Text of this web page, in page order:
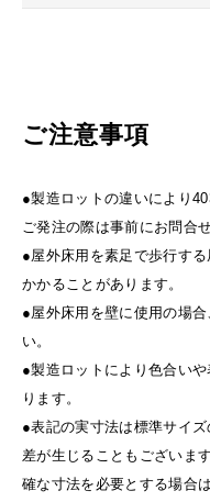
ご注意事項
●製造ロットの違いにより
ご発注の際は事前にお問合
●屋外床用を素足で歩行す
かかることがあります。
●屋外床用を壁に使用の場
い。
●製造ロットにより色合い
ります。
●表記の実寸法は標準サイ
差が生じることもございま
確な寸法を必要とする場合